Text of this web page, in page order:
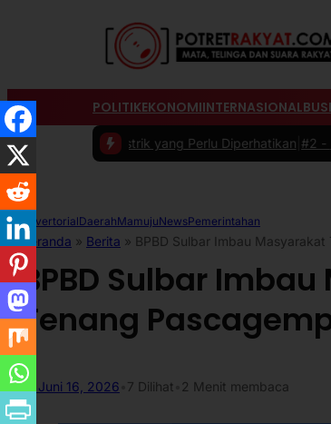
POLITIKEKONOMIINTERNASIONAL
Listrik yang Perlu Diperhatikan|#2 -Panduan
AdvertorialDaerahMamujuNewsPemerintahan
Beranda » Berita » BPBD Sulbar Imbau
BPBD Sulbar
Tenang
Juni 16, 2026 7 Dilihat 2 Menit membaca